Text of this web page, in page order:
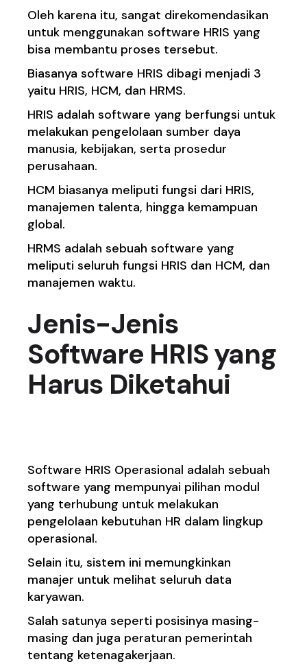
Oleh karena itu, sangat direkomendasikan
untuk menggunakan software HRIS yang
bisa membantu proses tersebut.
Biasanya software HRIS dibagi menjadi 3
yaitu HRIS, HCM, dan HRMS.
HRIS adalah software yang berfungsi untuk
melakukan pengelolaan sumber daya
manusia, kebijakan, serta prosedur
perusahaan.
HCM biasanya meliputi fungsi dari HRIS,
manajemen talenta, hingga kemampuan
global.
HRMS adalah sebuah software yang
meliputi seluruh fungsi HRIS dan HCM, dan
manajemen waktu.
Jenis-Jenis
Software HRIS yang
Harus Diketahui
Software HRIS Operasional adalah sebuah
software yang mempunyai pilihan modul
yang terhubung untuk melakukan
pengelolaan kebutuhan HR dalam lingkup
operasional.
Selain itu, sistem ini memungkinkan
manajer untuk melihat seluruh data
karyawan.
Salah satunya seperti posisinya masing-
masing dan juga peraturan pemerintah
tentang ketenagakerjaan.